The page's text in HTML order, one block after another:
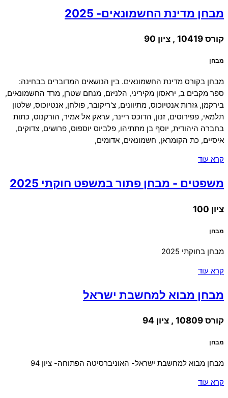
מבחן מדינת החשמונאים- 2025
קורס 10419 , ציון 90
מבחן
מבחן בקורס מדינת החשמונאים. בין הנושאים המדוברים בבחינה:
ספר מקבים ב, יראסון מקיריני, הלניזם, מנחם שטרן, מרד החשמונאים,
בירקמן, גזרות אנטיוכוס, מתיוונים, צ'ריקובר, פולחן, אנטיוכוס, שלטון
תלמאי, פפירוסים, זנון, הדוכס ריינר, עראק אל אמיר, הורקנוס, כתות
בחברה היהודית, יוסף בן מתתיהו, פלביוס יוספוס, פרושים, צדוקים,
איסיים, כת הקומראן, חשמונאים, אדומים,
קרא עוד
משפטים - מבחן פתור במשפט חוקתי 2025
ציון 100
מבחן
מבחן בחוקתי 2025
קרא עוד
מבחן מבוא למחשבת ישראל
קורס 10809 , ציון 94
מבחן
מבחן מבוא למחשבת ישראל- האוניברסיטה הפתוחה- ציון 94
קרא עוד